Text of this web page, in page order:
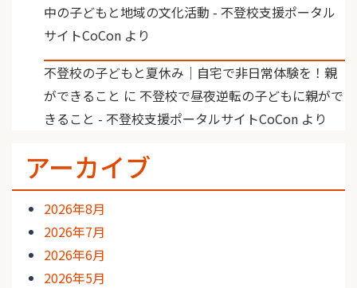
中の子どもと地域の文化活動 - 不登校支援ポータル
サイトCoCon より
不登校の子どもと夏休み｜自宅で非日常体験を！親
ができること に 不登校で昼夜逆転の子どもに親がで
きること - 不登校支援ポータルサイトCoCon より
アーカイブ
2026年8月
2026年7月
2026年6月
2026年5月